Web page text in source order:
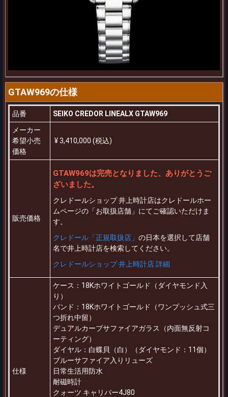
GTAW969の仕様
品番
SEIKO CREDOR LINEALX GTAW969
メーカー
希望小売
価格
¥ 3,410,000 (税込)
販売価格
GTAW969は完売となりました、ありがとうご
ざいました。
クレドールショップ 井上時計店はクレドールホー
ムページの「お取扱店舗」にてご確認いただけま
す。
クレドール「正規取扱店」 の日本を選択して店舗
名で井上時計店を検索してください。
クレドールショップ 井上時計店 詳細
仕様
ケース：18Kホワイトゴールド（ダイヤモンド入
り）
バンド：18Kホワイトゴールド（ワンプッシュ式三
つ折れ中留）
デュアルカーブサファイアガラス（内面無反射コ
ーティング）
ダイヤル：白蝶貝（白）（ダイヤモンド：11個）
ブルーサファイア入りリューズ
日常生活用防水
耐磁時計
クォーツ キャリバー4J80